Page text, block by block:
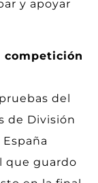
y apoyar
competición
del
de División
que guardo